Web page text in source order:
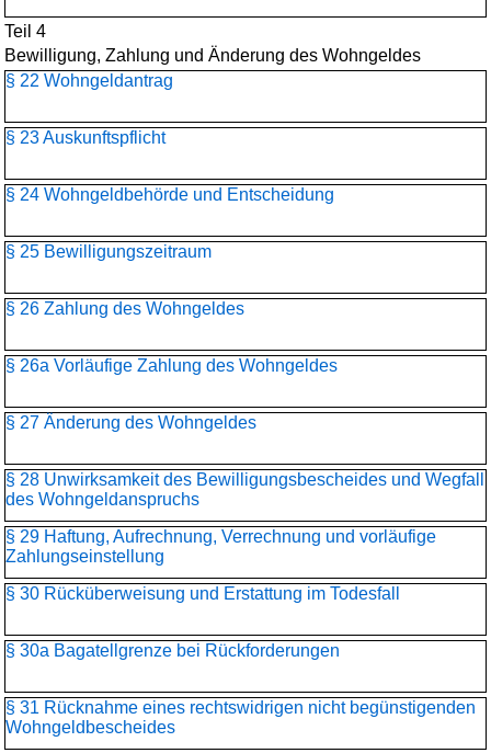
Teil 4
Bewilligung, Zahlung und Änderung des Wohngeldes
§ 22 Wohngeldantrag
§ 23 Auskunftspflicht
§ 24 Wohngeldbehörde und Entscheidung
§ 25 Bewilligungszeitraum
§ 26 Zahlung des Wohngeldes
§ 26a Vorläufige Zahlung des Wohngeldes
§ 27 Änderung des Wohngeldes
§ 28 Unwirksamkeit des Bewilligungsbescheides und Wegfall
des Wohngeldanspruchs
§ 29 Haftung, Aufrechnung, Verrechnung und vorläufige
Zahlungseinstellung
§ 30 Rücküberweisung und Erstattung im Todesfall
§ 30a Bagatellgrenze bei Rückforderungen
§ 31 Rücknahme eines rechtswidrigen nicht begünstigenden
Wohngeldbescheides